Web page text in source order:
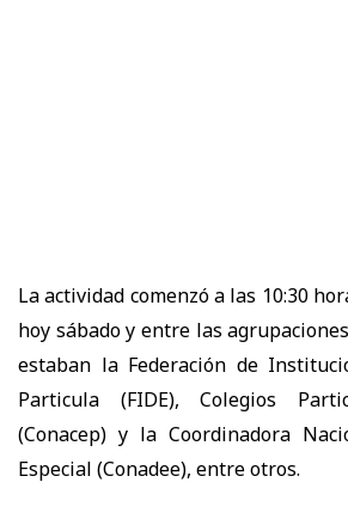
La actividad comenzó a las 10:30
hoy sábado y entre las
estaban la Federación de
Particula (FIDE), Colegios
(Conacep) y la Coordinadora
Especial (Conadee), entre otros.